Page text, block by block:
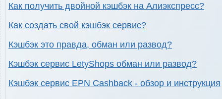
Как получить двойной кэшбэк на Алиэкспресс?
Как создать свой кэшбэк сервис?
Кэшбэк это правда, обман или развод?
Кэшбэк сервис LetyShops обман или развод?
Кэшбэк сервис EPN Cashback - обзор и инструкция